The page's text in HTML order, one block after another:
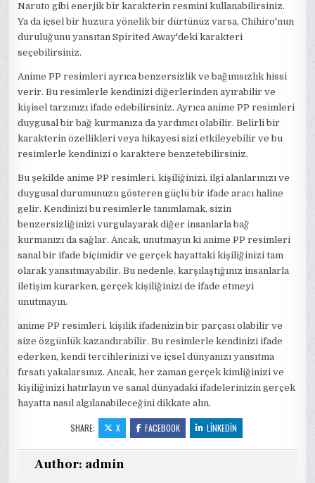
Naruto gibi enerjik bir karakterin resmini kullanabilirsiniz.
Ya da içsel bir huzura yönelik bir dürtünüz varsa, Chihiro'nun
duruluğunu yansıtan Spirited Away'deki karakteri
seçebilirsiniz.
Anime PP resimleri ayrıca benzersizlik ve bağımsızlık hissi
verir. Bu resimlerle kendinizi diğerlerinden ayırabilir ve
kişisel tarzınızı ifade edebilirsiniz. Ayrıca anime PP resimleri
duygusal bir bağ kurmanıza da yardımcı olabilir. Belirli bir
karakterin özellikleri veya hikayesi sizi etkileyebilir ve bu
resimlerle kendinizi o karaktere benzetebilirsiniz.
Bu şekilde anime PP resimleri, kişiliğinizi, ilgi alanlarınızı ve
duygusal durumunuzu gösteren güçlü bir ifade aracı haline
gelir. Kendinizi bu resimlerle tanımlamak, sizin
benzersizliğinizi vurgulayarak diğer insanlarla bağ
kurmanızı da sağlar. Ancak, unutmayın ki anime PP resimleri
sanal bir ifade biçimidir ve gerçek hayattaki kişiliğinizi tam
olarak yansıtmayabilir. Bu nedenle, karşılaştığınız insanlarla
iletişim kurarken, gerçek kişiliğinizi de ifade etmeyi
unutmayın.
anime PP resimleri, kişilik ifadenizin bir parçası olabilir ve
size özgünlük kazandırabilir. Bu resimlerle kendinizi ifade
ederken, kendi tercihlerinizi ve içsel dünyanızı yansıtma
fırsatı yakalarsınız. Ancak, her zaman gerçek kimliğinizi ve
kişiliğinizi hatırlayın ve sanal dünyadaki ifadelerinizin gerçek
hayatta nasıl algılanabileceğini dikkate alın.
SHARE: X FACEBOOK LINKEDIN
Author: admin